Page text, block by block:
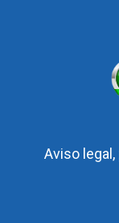
Aviso